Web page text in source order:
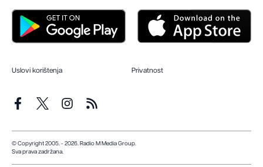
Uslovi korištenja Privatnost
© Copyright 2005. - 2026. Radio M Media Group.
Sva prava zadržana.